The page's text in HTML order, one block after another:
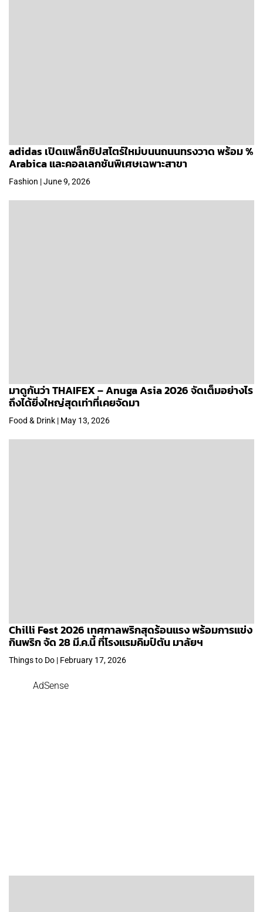
adidas เปิดแฟล็กชิปสโตร์ใหม่บนนถนนทรงวาด พร้อม %
Arabica และคอลเลกชันพิเศษเฉพาะสาขา
Fashion | June 9, 2026
มาดูกันว่า THAIFEX – Anuga Asia 2026 จัดเต็มอย่างไร
ถึงได้ยิ่งใหญ่สุดเท่าที่เคยจัดมา
Food & Drink | May 13, 2026
Chilli Fest 2026 เทศกาลพริกสุดร้อนแรง พร้อมการแข่ง
กินพริก จัด 28 มี.ค.นี้ ที่โรงแรมคิมป์ตัน มาลัยฯ
Things to Do | February 17, 2026
AdSense